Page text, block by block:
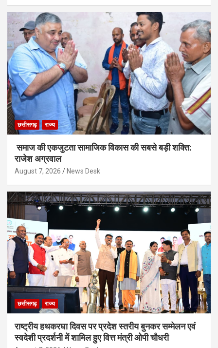
छत्तीसगढ़ राज्य
समाज की एकजुटता सामाजिक विकास की सबसे बड़ी शक्ति:
राजेश अग्रवाल
August 7, 2026 News Desk
छत्तीसगढ़ राज्य
राष्ट्रीय हथकरघा दिवस पर प्रदेश स्तरीय बुनकर सम्मेलन एवं
स्वदेशी प्रदर्शनी में शामिल हुए वित्त मंत्री ओपी चौधरी